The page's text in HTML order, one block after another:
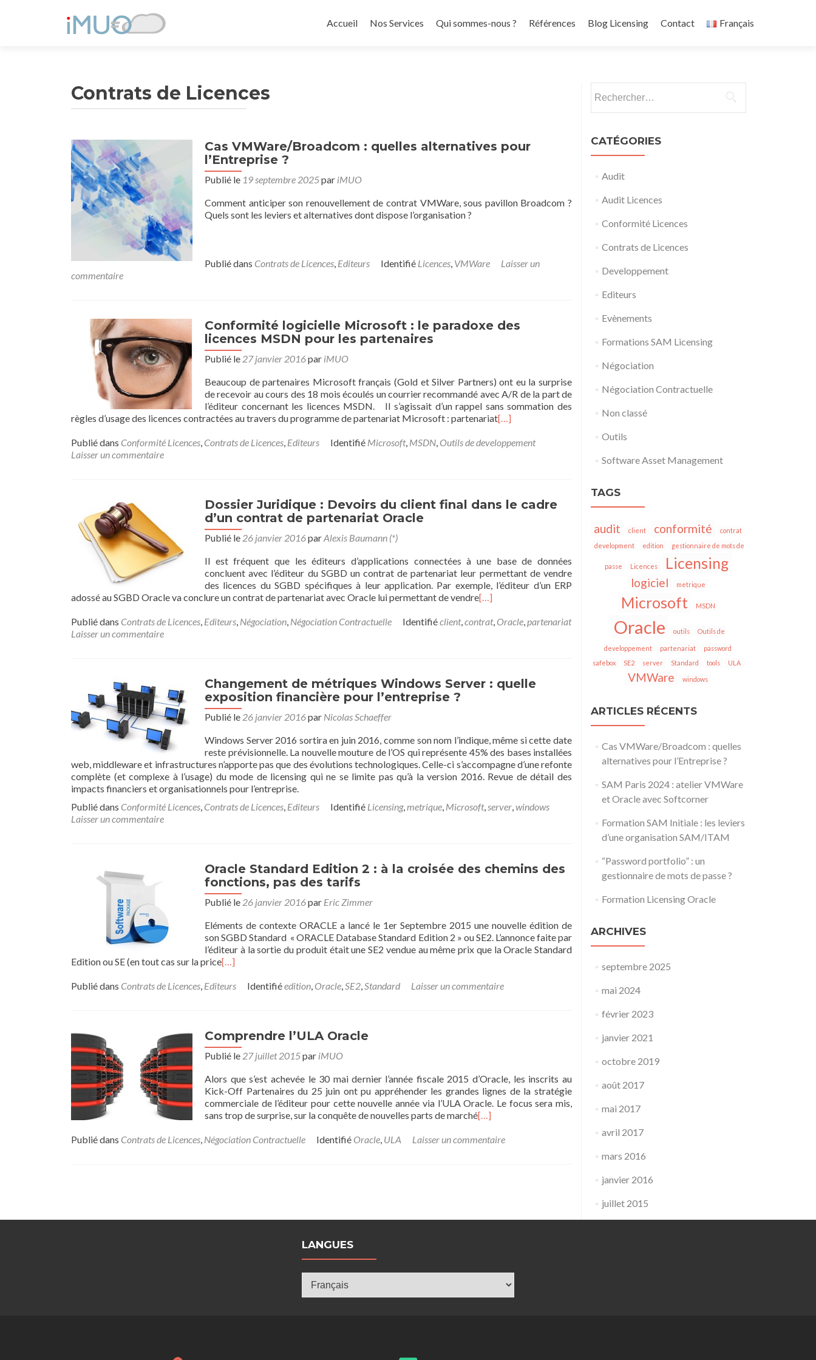
au
Accueil Nos Services Qui sommes-nous ? Références Blog Licensing Contact Français
Contrats de Licences
Cas VMWare/Broadcom : quelles alternatives pour
l’Entreprise ?
Publié le 19 septembre 2025par iMUO
Comment anticiper son renouvellement de contrat VMWare, sous pavillon Broadcom ?
Quels sont les leviers et alternatives dont dispose l’organisation ?
Publié dans Contrats de Licences, Editeurs Identifié Licences, VMWare
Laisser un
commentaire
Conformité logicielle Microsoft : le paradoxe des
licences MSDN pour les partenaires
Publié le 27 janvier 2016par iMUO
Beaucoup de partenaires Microsoft français (Gold et Silver Partners) ont eu la surprise
de recevoir au cours des 18 mois écoulés un courrier recommandé avec A/R de la part de
l’éditeur concernant les licences MSDN. Il s’agissait d’un rappel sans sommation des
règles d’usage des licences contractées au travers du programme de partenariat Microsoft : partenariat[…]
Publié dans Conformité Licences, Contrats de Licences, Editeurs Identifié Microsoft, MSDN, Outils de developpement
Laisser un commentaire
Dossier Juridique : Devoirs du client final dans le cadre
d’un contrat de partenariat Oracle
Publié le 26 janvier 2016parAlexis Baumann (*)
Il est fréquent que les éditeurs d’applications connectées à une base de données
concluent avec l’éditeur du SGBD un contrat de partenariat leur permettant de vendre
des licences du SGBD spécifiques à leur application. Par exemple, l’éditeur d’un ERP
adossé au SGBD Oracle va conclure un contrat de partenariat avec Oracle lui permettant de vendre[…]
Publié dans Contrats de Licences, Editeurs, Négociation, Négociation Contractuelle Identifiéclient,contrat, Oracle,partenariat
Laisser un commentaire
Changement de métriques Windows Server : quelle
exposition financière pour l’entreprise ?
Publié le 26 janvier 2016par Nicolas Schaeffer
Windows Server 2016 sortira en juin 2016, comme son nom l’indique, même si cette date
reste prévisionnelle. La nouvelle mouture de l’OS qui représente 45% des bases installées
web, middleware et infrastructures n’apporte pas que des évolutions technologiques. Celle-ci s’accompagne d’une refonte
complète (et complexe à l’usage) du mode de licensing qui ne se limite pas qu’à la version 2016. Revue de détail des
impacts financiers et organisationnels pour l’entreprise.
Publié dans Conformité Licences, Contrats de Licences, Editeurs Identifié Licensing,metrique, Microsoft,server,windows
Laisser un commentaire
Oracle Standard Edition 2 : à la croisée des chemins des
fonctions, pas des tarifs
Publié le 26 janvier 2016par Eric Zimmer
Eléments de contexte ORACLE a lancé le 1er Septembre 2015 une nouvelle édition de
son SGBD Standard « ORACLE Database Standard Edition 2 » ou SE2. L’annonce faite par
l’éditeur à la sortie du produit était une SE2 vendue au même prix que la Oracle Standard
Edition ou SE (en tout cas sur la price[…]
Publié dans Contrats de Licences, Editeurs Identifiéedition, Oracle,SE2,Standard Laisser un commentaire
Comprendre l’ULA Oracle
Publié le 27 juillet 2015par iMUO
Alors que s’est achevée le 30 mai dernier l’année fiscale 2015 d’Oracle, les inscrits au
Kick-Off Partenaires du 25 juin ont pu appréhender les grandes lignes de la stratégie
commerciale de l’éditeur pour cette nouvelle année via l’ULA Oracle. Le focus sera mis,
sans trop de surprise, sur la conquête de nouvelles parts de marché[…]
Publié dans Contrats de Licences, Négociation Contractuelle Identifié Oracle, ULA Laisser un commentaire
CATÉGORIES
Audit
Audit Licences
Conformité Licences
Contrats de Licences
Developpement
Editeurs
Evènements
Formations SAM Licensing
Négociation
Négociation Contractuelle
Non classé
Outils
Software Asset Management
TAGS
audit client conformité
contrat
development
edition gestionnaire de mots de
passe Licences Licensing
logiciel metrique
Microsoft MSDN
Oracle outils Outils de
developpement partenariat
password
safebox
SE2 server Standard tools ULA
VMWare windows
ARTICLES RÉCENTS
Cas VMWare/Broadcom : quelles
alternatives pour l’Entreprise ?
SAM Paris 2024 : atelier VMWare
et Oracle avec Softcorner
Formation SAM Initiale : les leviers
d’une organisation SAM/ITAM
“Password portfolio” : un
gestionnaire de mots de passe ?
Formation Licensing Oracle
ARCHIVES
septembre 2025
mai 2024
février 2023
janvier 2021
octobre 2019
août 2017
mai 2017
avril 2017
mars 2016
janvier 2016
juillet 2015
LANGUES